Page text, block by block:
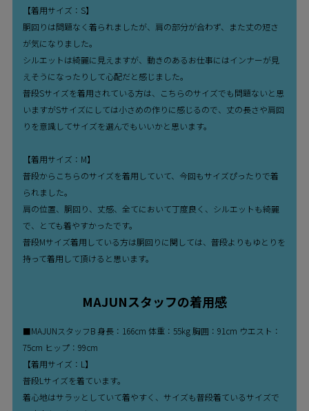
【着用サイズ：S】
胴回りは問題なく着られましたが、肩の部分が合わず、また丈の短さ
が気になりました。
シルエットは綺麗に見えますが、動きのあるお仕事にはインナーが見
えそうになったりして心配だと感じました。
普段Sサイズを着用されている方は、こちらのサイズでも問題ないと思
いますがSサイズにしては小さめの作りに感じるので、丈の長さや肩回
りを意識してサイズを選んでもいいかと思います。
【着用サイズ：M】
普段からこちらのサイズを着用していて、今回もサイズぴったりで着
られました。
肩の位置、胴回り、丈感、全てにおいて丁度良く、シルエットも綺麗
で、とても着やすかったです。
普段Mサイズ着用している方は胴回りに関しては、普段よりもゆとりを
持って着用して頂けると思います。
MAJUNスタッフの着用感
■MAJUNスタッフB 身長：166cm 体重：55kg 胸囲：91cm ウエスト：
75cm ヒップ：99cm
【着用サイズ：L】
普段Lサイズを着ています。
着心地はサラッとしていて着やすく、サイズも普段着ているサイズで